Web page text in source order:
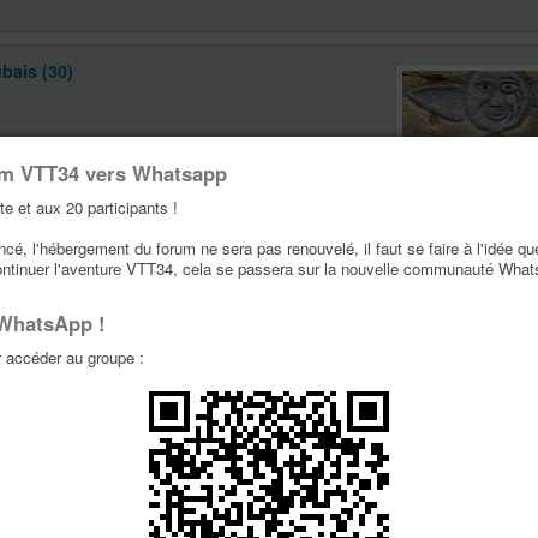
VTT34 vers Whatsapp
et aux 20 participants !
l'hébergement du forum ne sera pas renouvelé, il faut se faire à l'idée
l'aventure VTT34, cela se passera sur la nouvelle communauté
!
au groupe :
(30)
Trufito
29p
(30)
je serai là